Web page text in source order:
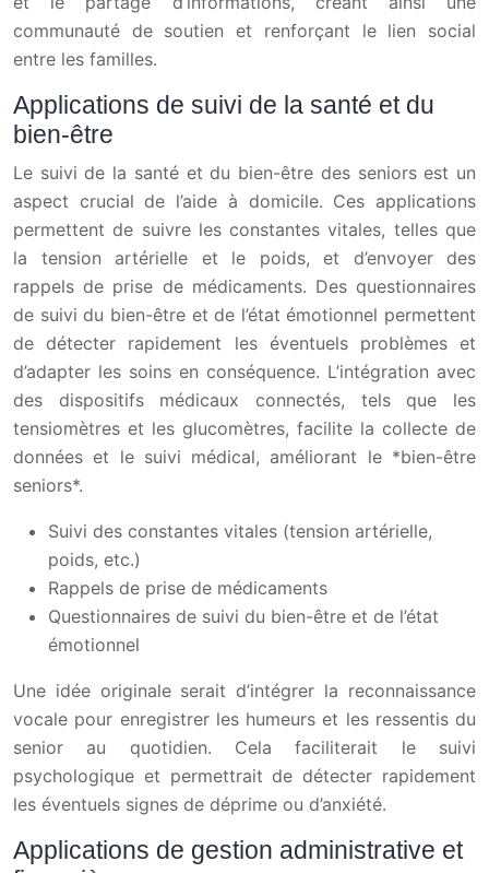
communauté de soutien et renforçant le lien social
entre les familles.
Applications de suivi de la santé et du
bien-être
Le suivi de la santé et du bien-être des seniors est un
aspect crucial de l’aide à domicile. Ces applications
permettent de suivre les constantes vitales, telles que
la tension artérielle et le poids, et d’envoyer des
rappels de prise de médicaments. Des questionnaires
de suivi du bien-être et de l’état émotionnel permettent
de détecter rapidement les éventuels problèmes et
d’adapter les soins en conséquence. L’intégration avec
des dispositifs médicaux connectés, tels que les
tensiomètres et les glucomètres, facilite la collecte de
données et le suivi médical, améliorant le *bien-être
seniors*.
Suivi des constantes vitales (tension artérielle,
poids, etc.)
Rappels de prise de médicaments
Questionnaires de suivi du bien-être et de l’état
émotionnel
Une idée originale serait d’intégrer la reconnaissance
vocale pour enregistrer les humeurs et les ressentis du
senior au quotidien. Cela faciliterait le suivi
psychologique et permettrait de détecter rapidement
les éventuels signes de déprime ou d’anxiété.
Applications de gestion administrative et